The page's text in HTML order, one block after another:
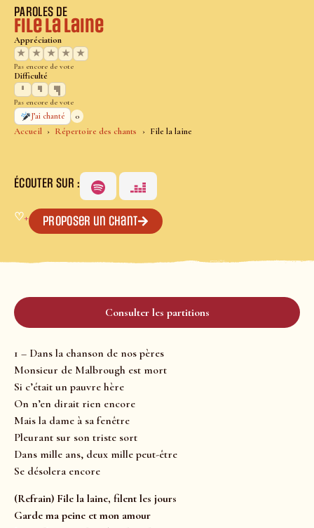
Accueil Répertoire des chants File la laine
PAROLES DE
File la laine
Appréciation
★
★ ★ ★ ★
Pas encore de vote
Difficulté
Pas encore de vote
J’ai chanté
0
ÉCOUTER SUR :
♡+ Proposer un chant
Consulter les partitions
1 – Dans la chanson de nos pères
Monsieur de Malbrough est mort
Si c’était un pauvre hère
On n’en dirait rien encore
Mais la dame à sa fenêtre
Pleurant sur son triste sort
Dans mille ans, deux mille peut-être
Se désolera encore
(Refrain) File la laine, filent les jours
Garde ma peine et mon amour